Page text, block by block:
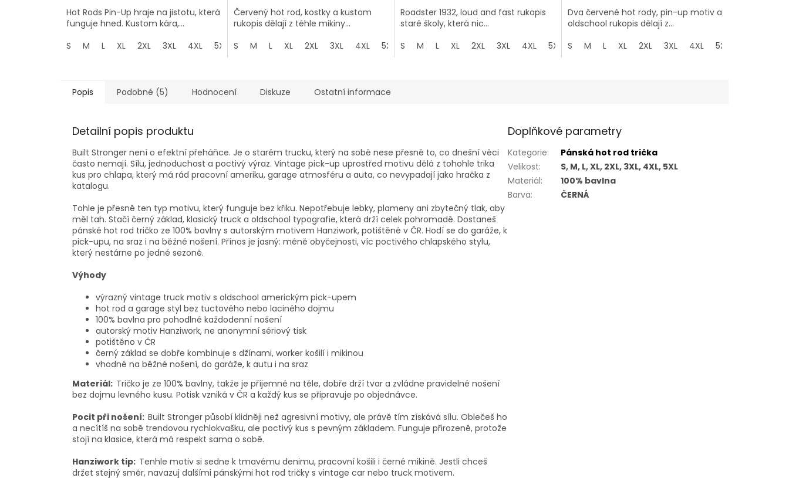
Hot Rods Pin-Up hraje na jistotu, která
funguje hned. Kustom kára,...
S
M L XL 2XL 3XL 4XL 5XL
Červený hot rod, kostky a kustom
rukopis dělají z téhle mikiny...
S
M L XL 2XL 3XL 4XL 5XL
Roadster 1932, loud and fast rukopis
staré školy, která nic...
S
M L XL 2XL 3XL 4XL 5XL
Dva červené hot rody, pin-up motiv a
oldschool rukopis dělají z...
S
M L XL 2XL 3XL 4XL 5XL
Popis Podobné (5) Hodnocení Diskuze Ostatní informace
Detailní popis produktu
Built Stronger není o efektní přeháňce. Je o starém trucku, který na sobě nese přesně to, co dnešní věci
často nemají. Sílu, jednoduchost a poctivý výraz. Vintage pick-up uprostřed motivu dělá z tohohle trika
kus pro chlapa, který má rád pracovní ameriku, garage atmosféru a auta, co nevypadají jako hračka z
katalogu.
Tohle je přesně ten typ motivu, který funguje bez křiku. Nepotřebuje lebky, plameny ani zbytečný tlak, aby
měl tah. Stačí černý základ, klasický truck a oldschool typografie, která drží celek pohromadě. Dostaneš
pánské hot rod tričko ze 100% bavlny s autorským motivem Hanziwork, potištěné v ČR. Hodí se do garáže, k
pick-upu, na sraz i na běžné nošení. Přínos je jasný: méně obyčejnosti, víc poctivého chlapského stylu,
který nestárne po jedné sezoně.
Výhody
výrazný vintage truck motiv s oldschool americkým pick-upem
hot rod a garage styl bez tuctového nebo laciného dojmu
100% bavlna pro pohodlné každodenní nošení
autorský motiv Hanziwork, ne anonymní sériový tisk
potištěno v ČR
černý základ se dobře kombinuje s džínami, worker košilí i mikinou
vhodné na běžné nošení, do garáže, k autu i na sraz
Materiál: Tričko je ze 100% bavlny, takže je příjemné na těle, dobře drží tvar a zvládne pravidelné nošení
bez dojmu levného kusu. Potisk vzniká v ČR a každý kus se připravuje po objednávce.
Pocit při nošení: Built Stronger působí klidněji než agresivní motivy, ale právě tím získává sílu. Oblečeš ho
a necítíš na sobě trendovou rychlokvašku, ale poctivý kus s pevným základem. Funguje přirozeně, protože
stojí na klasice, která má respekt sama o sobě.
Hanziwork tip: Tenhle motiv si sedne k tmavému denimu, pracovní košili i černé mikině. Jestli chceš
držet stejný směr, navazuj dalšími pánskými hot rod tričky s vintage car nebo truck motivem.
Doplňkové parametry
Kategorie:
Pánská hot rod trička
Velikost:
S, M, L, XL, 2XL, 3XL, 4XL, 5XL
Materiál:
100% bavlna
Barva: ČERNÁ